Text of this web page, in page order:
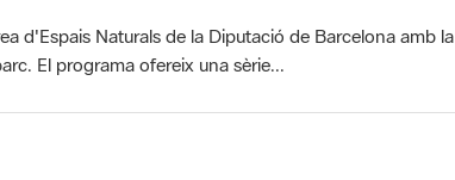
d'Espais Naturals de la Diputació de Barcelona amb la
El programa ofereix una sèrie...